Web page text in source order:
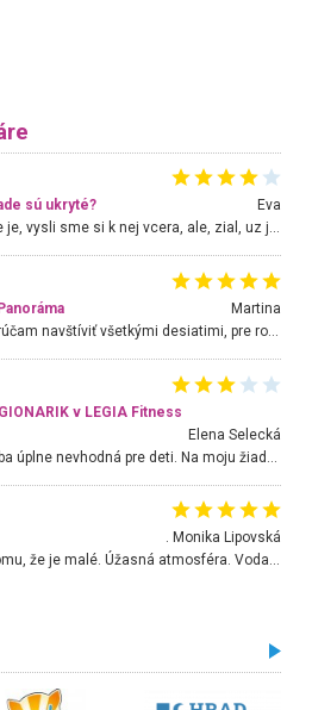
sú ukryté?
Eva
Hojdacka v Krpelanoch uz nie je, vysli sme si k nej vcera, ale, zial, uz je znicena. Ak sem planujete cestu len kvoli hojdacke, mozete si ju usetrit. Krasny vyhlad je tu vsak aj bez hojdacky :-)
Martina
Nádherné miesto ktoré odporúčam navštíviť všetkými desiatimi, pre rodiny s deťmi, dôchodcom... Proste a jednoducho ozaj rozprávkový les.. určite ešte prídeme. Odniesli sme si na pamiatku krásne tričká,
v LEGIA Fitness
Elena Selecká
. Monika Lipovská
Úžasné prostredie, napriek tomu, že je malé. Úžasná atmosféra. Voda fantastická a nádherná. Ľudí je pomerne veľa, ale su mili a ohľaduplní. Je veľmi zaujímavé sledovať, ako dokážu spolu športovať cudzí ľudia a bez ohľadu na vek. Vládne tu pohoda. Vnuka neviem dostať z vody. Ďakujem za krásny deň . Urcite sa sem vrátim. Jediný problém je s parkovaním, ale aj ten sa mi podarilo vyriešiť. Monika Bratislava